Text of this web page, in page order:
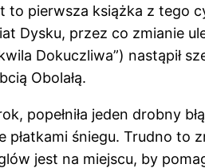
pierwsza książka z tego
Dysku, przez co zmianie
Dokuczliwa”) nastąpił
Obolałą.
popełniła jeden drobny
płatkami śniegu. Trudno
jest na miejscu, by